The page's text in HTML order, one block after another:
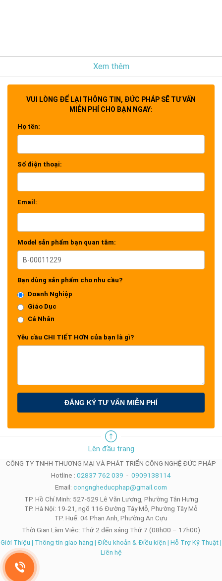
Xem thêm
VUI LÒNG ĐỂ LẠI THÔNG TIN, ĐỨC PHÁP SẼ TƯ VẤN
MIỄN PHÍ CHO BẠN NGAY:
Họ tên:
Số điện thoại:
Email:
Model sản phẩm bạn quan tâm:
Bạn dùng sản phẩm cho nhu cầu?
Doanh Nghiệp
Giáo Dục
Cá Nhân
Yêu cầu CHI TIẾT HƠN của bạn là gì?
ĐĂNG KÝ TƯ VẤN MIỄN PHÍ
Lên đầu trang
CÔNG TY TNHH THƯƠNG MẠI VÀ PHÁT TRIỂN CÔNG NGHỆ ĐỨC PHÁP
Hotline : 02837 762 039 - 0909138114
Email: congngheducphap@gmail.com
TP. Hồ Chí Minh: 527-529 Lê Văn Lương, Phường Tân Hưng
TP. Hà Nội: 19-21, ngõ 116 Đường Tây Mỗ, Phường Tây Mỗ
TP. Huế: 04 Phan Anh, Phường An Cựu
Thời Gian Làm Việc: Thứ 2 đến sáng Thứ 7 (08h00 – 17h00)
Giới Thiệu | Thông tin giao hàng | Điều khoản & Điều kiện | Hỗ Trợ Kỹ Thuật|
Liên hệ